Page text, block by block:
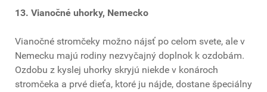
13. Vianočné uhorky, Nemecko
Vianočné stromčeky možno nájsť po celom svete, ale v
Nemecku majú rodiny nezvyčajný doplnok k ozdobám.
Ozdobu z kyslej uhorky skryjú niekde v konároch
stromčeka a prvé dieťa, ktoré ju nájde, dostane špeciálny